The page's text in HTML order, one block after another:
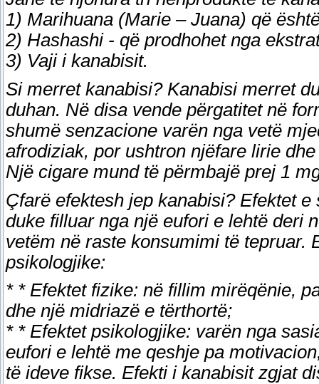
1) Marihuana (Marie – Juana) që
2) Hashashi - që prodhohet nga
3) Vaji i kanabisit.
Si merret kanabisi? Kanabisi merret
duhan. Në disa vende përgatitet në
shumë senzacione varën nga vetë
afrodiziak, por ushtron njëfare lirie
Një cigare mund të përmbajë prej 1
Çfarë efektesh jep kanabisi? Efektet
duke filluar nga një eufori e lehtë deri
vetëm në raste konsumimi të tepruar.
psikologjike:
* * Efektet fizike: në fillim mirëqënie,
dhe një midriazë e tërthortë;
* * Efektet psikologjike: varën nga
eufori e lehtë me qeshje pa
të ideve fikse. Efekti i kanabisit zgjat